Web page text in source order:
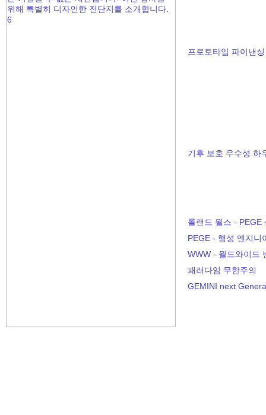
프로토타입 파이낸
기후 보호 우수성 하
롤랜드 묄스 - PEGE
PEGE - 행성 엔지니
WWW - 월드와이드
패러다임 무한주의
GEMINI next